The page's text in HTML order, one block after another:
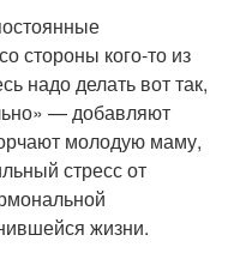
стороны кого-то из
надо делать вот так,
— добавляют
молодую маму,
стресс от
жизни.